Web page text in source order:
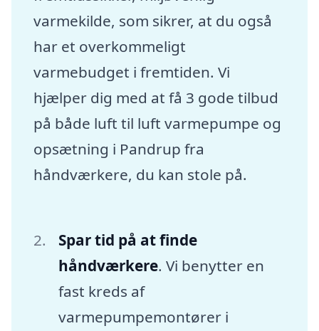
varmekilde, som sikrer, at du også
har et overkommeligt
varmebudget i fremtiden. Vi
hjælper dig med at få 3 gode tilbud
på både luft til luft varmepumpe og
opsætning i Pandrup fra
håndværkere, du kan stole på.
Spar tid på at finde
håndværkere. Vi benytter en
fast kreds af
varmepumpemontører i